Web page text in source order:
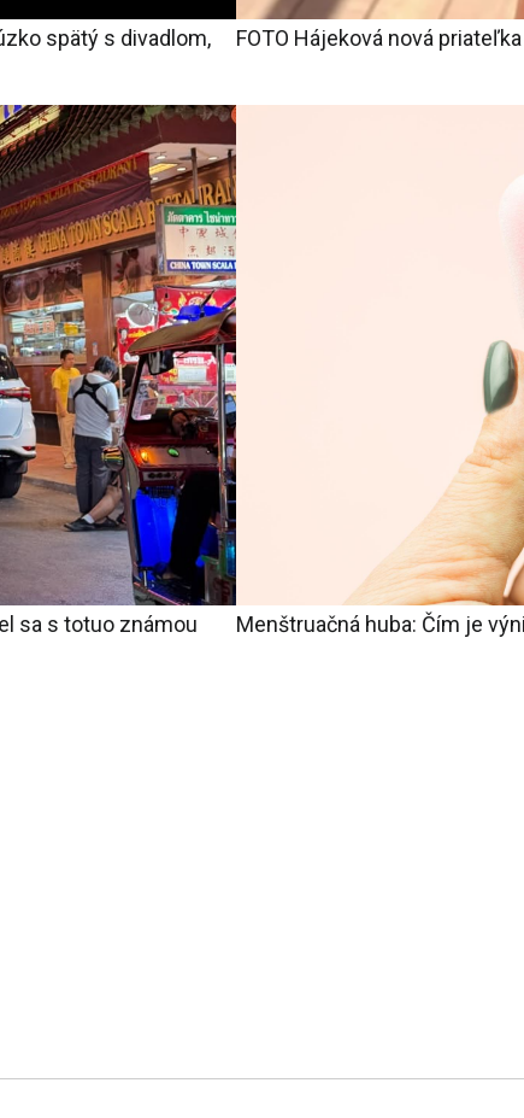
spätý s divadlom,
FOTO Hájeková nová
sa s totuo známou
Menštruačná huba: Čím je